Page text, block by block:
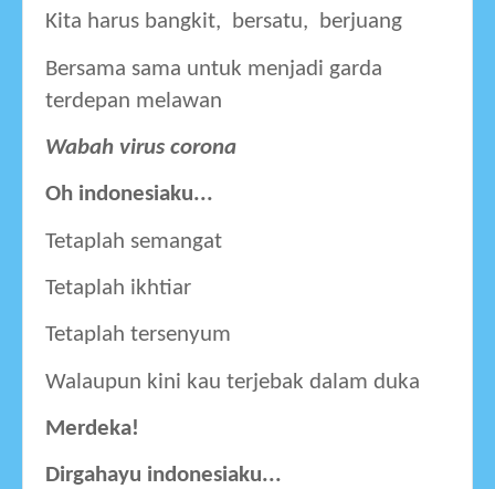
Kita harus bangkit,  bersatu,  berjuang
Bersama sama untuk menjadi garda
terdepan melawan
Wabah virus corona
Oh indonesiaku...
Tetaplah semangat
Tetaplah ikhtiar
Tetaplah tersenyum
Walaupun kini kau terjebak dalam duka
Merdeka!
Dirgahayu indonesiaku...